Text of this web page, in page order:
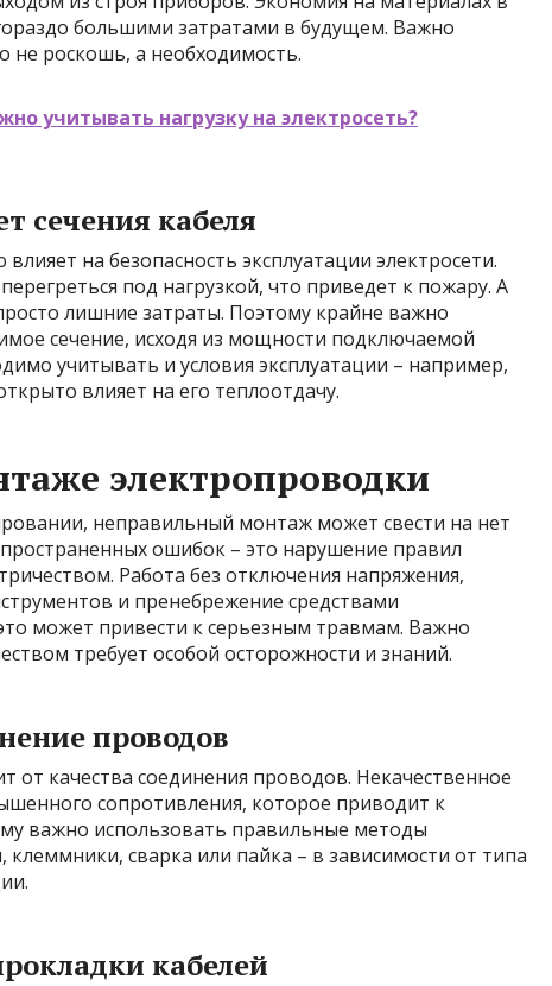
большими затратами в будущем. Важно
не роскошь, а необходимость.
учитывать нагрузку на электросеть?
сечения кабеля
на безопасность эксплуатации электросети.
под нагрузкой, что приведет к пожару. А
лишние затраты. Поэтому крайне важно
сечение, исходя из мощности подключаемой
учитывать и условия эксплуатации – например,
влияет на его теплоотдачу.
электропроводки
неправильный монтаж может свести на нет
ошибок – это нарушение правил
Работа без отключения напряжения,
и пренебрежение средствами
может привести к серьезным травмам. Важно
требует особой осторожности и знаний.
проводов
от качества соединения проводов. Некачественное
сопротивления, которое приводит к
важно использовать правильные методы
клеммники, сварка или пайка – в зависимости от типа
кабелей